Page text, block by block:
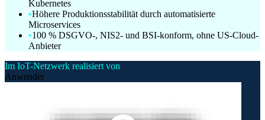
Kubernetes
•Höhere Produktionsstabilität durch automatisierte
Microservices
•100 % DSGVO-, NIS2- und BSI-konform, ohne US-Cloud-
Anbieter
Im IoT-Netzwerk realisiert von
Anwender